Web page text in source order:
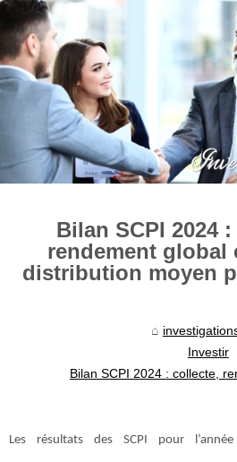
Bilan SCPI 2024
rendement global
distribution moyen
Investir
Bilan SCPI 2024 : collecte,
Les résultats des SCPI pour